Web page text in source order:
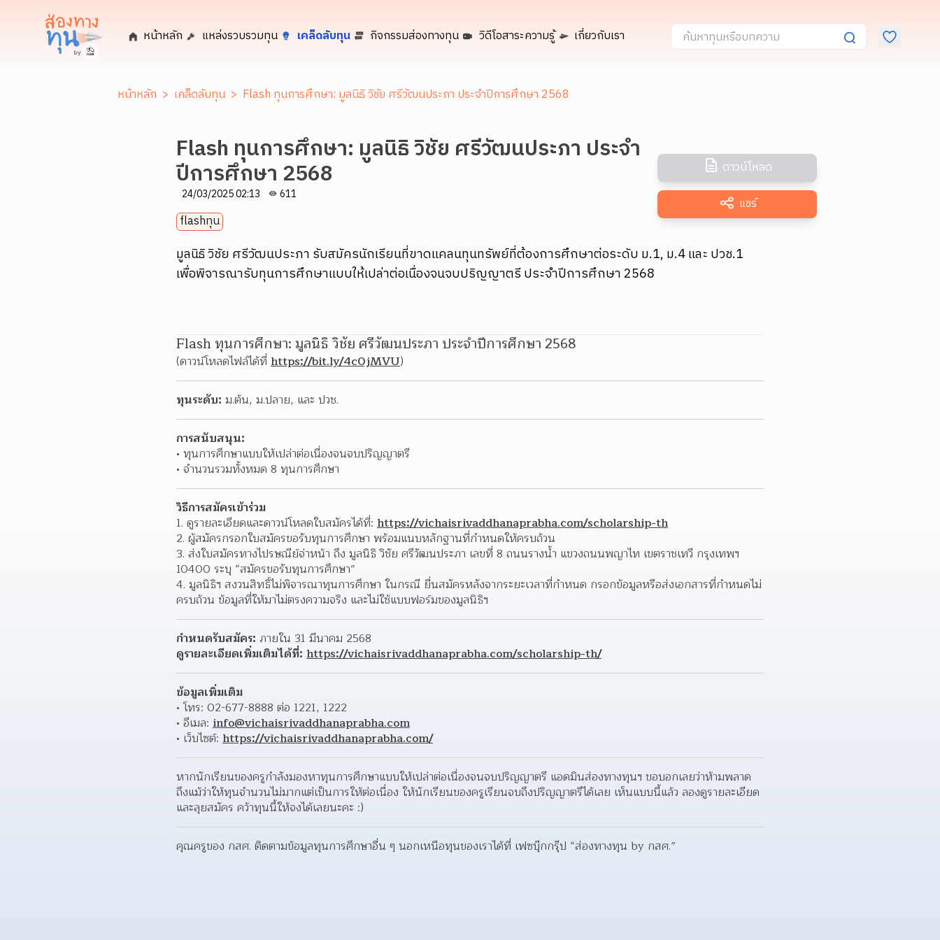
หน้าหลัก แหล่งรวบรวมทุน เคล็ดลับทุน กิจกรรมส่องทางทุน วิดีโอสาระความรู้ เกี่ยวกับเรา
หน้าหลัก > เคล็ดลับทุน > Flash ทุนการศึกษา: มูลนิธิ วิชัย ศรีวัฒนประภา ประจำปีการศึกษา 2568
Flash ทุนการศึกษา: มูลนิธิ วิชัย ศรีวัฒนประภา ประจำ
ปีการศึกษา 2568
24/03/2025 02:13 611
flashทุน
ดาวน์โหลด
แชร์
มูลนิธิ วิชัย ศรีวัฒนประภา รับสมัครนักเรียนที่ขาดแคลนทุนทรัพย์ที่ต้องการศึกษาต่อระดับ ม.1, ม.4 และ ปวช.1
เพื่อพิจารณารับทุนการศึกษาแบบให้เปล่าต่อเนื่องจนจบปริญญาตรี ประจำปีการศึกษา 2568
Flash ทุนการศึกษา: มูลนิธิ วิชัย ศรีวัฒนประภา ประจำปีการศึกษา 2568
(ดาวน์โหลดไฟล์ได้ที่ https://bit.ly/4c0jMVU)
ทุนระดับ: ม.ต้น, ม.ปลาย, และ ปวช.
การสนับสนุน:
ทุนการศึกษาแบบให้เปล่าต่อเนื่องจนจบปริญญาตรี
จำนวนรวมทั้งหมด 8 ทุนการศึกษา
วิธีการสมัครเข้าร่วม
1. ดูรายละเอียดและดาวน์โหลดใบสมัครได้ที่: https://vichaisrivaddhanaprabha.com/scholarship-th
2. ผู้สมัครกรอกใบสมัครขอรับทุนการศึกษา พร้อมแนบหลักฐานที่กำหนดให้ครบถ้วน
3. ส่งใบสมัครทางไปรษณีย์จ่าหน้า ถึง มูลนิธิ วิชัย ศรีวัฒนประภา เลขที่ 8 ถนนรางน้ำ แขวงถนนพญาไท เขตราชเทวี กรุงเทพฯ
10400 ระบุ “สมัครขอรับทุนการศึกษา”
4. มูลนิธิฯ สงวนสิทธิ์ไม่พิจารณาทุนการศึกษา ในกรณี ยื่นสมัครหลังจากระยะเวลาที่กำหนด กรอกข้อมูลหรือส่งเอกสารที่กำหนดไม่
ครบถ้วน ข้อมูลที่ให้มาไม่ตรงความจริง และไม่ใช้แบบฟอร์มของมูลนิธิฯ
กำหนดรับสมัคร: ภายใน 31 มีนาคม 2568
ดูรายละเอียดเพิ่มเติมได้ที่: https://vichaisrivaddhanaprabha.com/scholarship-th/
ข้อมูลเพิ่มเติม
โทร: 02-677-8888 ต่อ 1221, 1222
อีเมล: info@vichaisrivaddhanaprabha.com
เว็บไซต์: https://vichaisrivaddhanaprabha.com/
หากนักเรียนของครูกำลังมองหาทุนการศึกษาแบบให้เปล่าต่อเนื่องจนจบปริญญาตรี แอดมินส่องทางทุนฯ ขอบอกเลยว่าห้ามพลาด
ถึงแม้ว่าให้ทุนจำนวนไม่มากแต่เป็นการให้ต่อเนื่อง ให้นักเรียนของครูเรียนจบถึงปริญญาตรีได้เลย เห็นแบบนี้แล้ว ลองดูรายละเอียด
และลุยสมัคร คว้าทุนนี้ให้จงได้เลยนะคะ :)
คุณครูของ กสศ. ติดตามข้อมูลทุนการศึกษาอื่น ๆ นอกเหนือทุนของเราได้ที่ เฟซบุ๊กกรุ๊ป “ส่องทางทุน by กสศ.”